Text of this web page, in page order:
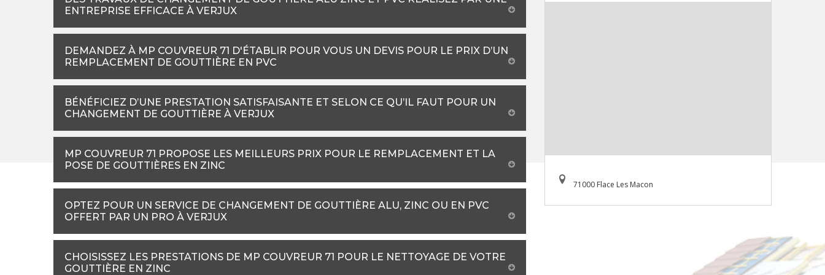
ENTREPRISE EFFICACE À VERJUX
DEMANDEZ À MP COUVREUR 71 D'ÉTABLIR POUR VOUS UN DEVIS POUR LE PRIX D’UN
REMPLACEMENT DE GOUTTIÈRE EN PVC
BÉNÉFICIEZ D’UNE PRESTATION SATISFAISANTE ET SELON CE QU’IL FAUT POUR UN
CHANGEMENT DE GOUTTIÈRE À VERJUX
MP COUVREUR 71 PROPOSE LES MEILLEURS PRIX POUR LE REMPLACEMENT ET LA
POSE DE GOUTTIÈRES EN ZINC
OPTEZ POUR UN SERVICE DE CHANGEMENT DE GOUTTIÈRE ALU, ZINC OU EN PVC
OFFERT PAR UN PRO À VERJUX
CHOISISSEZ LES PRESTATIONS DE MP COUVREUR 71 POUR LE NETTOYAGE DE VOTRE
GOUTTIÈRE EN ZINC
71000 Flace Les Macon